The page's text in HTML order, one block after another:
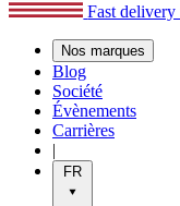
Fast
Nos marques
Blog
Société
Évènements
Carrières
|
FR